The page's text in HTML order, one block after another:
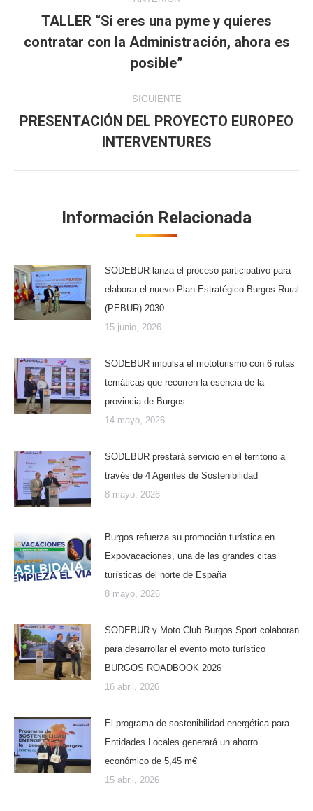
entre
publicaciones
Publicación
anterior:
TALLER “Si eres una pyme y quieres
contratar con la Administración, ahora es
posible”
SIGUIENTE
siguiente:
PRESENTACIÓN DEL PROYECTO EUROPEO
INTERVENTURES
Información Relacionada
SODEBUR lanza el proceso participativo para
elaborar el nuevo Plan Estratégico Burgos Rural
(PEBUR) 2030
15 junio, 2026
SODEBUR impulsa el mototurismo con 6 rutas
temáticas que recorren la esencia de la
provincia de Burgos
14 mayo, 2026
SODEBUR prestará servicio en el territorio a
través de 4 Agentes de Sostenibilidad
8 mayo, 2026
Burgos refuerza su promoción turística en
Expovacaciones, una de las grandes citas
turísticas del norte de España
8 mayo, 2026
SODEBUR y Moto Club Burgos Sport colaboran
para desarrollar el evento moto turístico
BURGOS ROADBOOK 2026
16 abril, 2026
El programa de sostenibilidad energética para
Entidades Locales generará un ahorro
económico de 5,45 m€
15 abril, 2026